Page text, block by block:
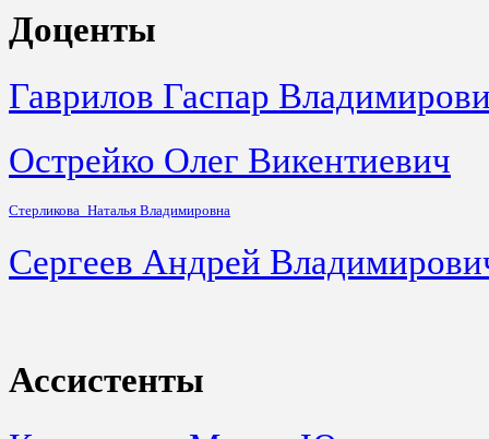
Доценты
Гаврилов Гаспар
Острейко Олег Викентиевич
Стерликова Наталья Владимировна
Сергеев Андрей
Ассистенты